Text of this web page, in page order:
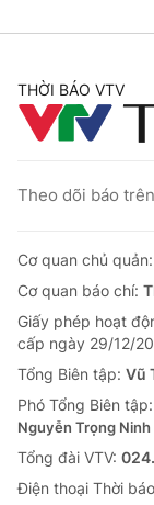
THỜI BÁO VTV
Theo dõi báo trên
Cơ quan chủ
Cơ quan báo chí:
Giấy phép hoạt
cấp ngày 29/12/
Tổng Biên tập: Vũ
Phó Tổng Biên tập:
Nguyễn Trọng Ninh
Tổng đài VTV:
Ðiện thoại Thời